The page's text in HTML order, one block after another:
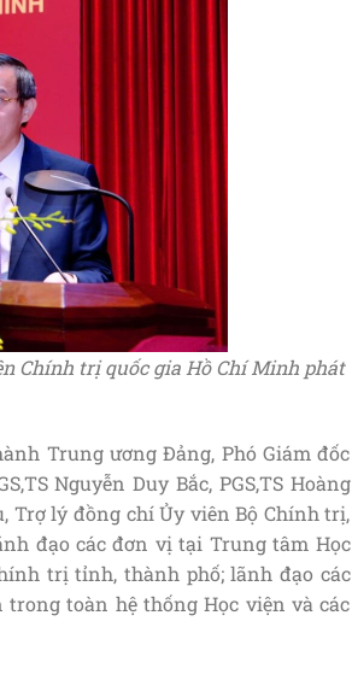
Chính trị quốc gia Hồ Chí Minh phát
Trung ương Đảng, Phó Giám đốc
Nguyễn Duy Bắc, PGS,TS Hoàng
Trợ lý đồng chí Ủy viên Bộ Chính trị,
đạo các đơn vị tại Trung tâm Học
trị tỉnh, thành phố; lãnh đạo các
toàn hệ thống Học viện và các